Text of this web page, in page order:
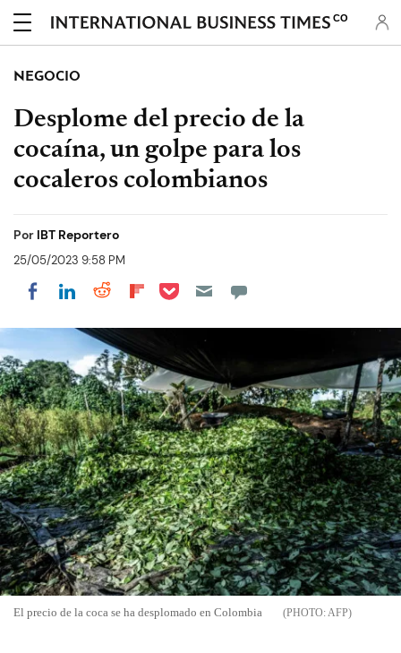
CO
NEGOCIO
Desplome del precio de la
cocaína, un golpe para los
cocaleros colombianos
Por IBT Reportero
25/05/2023 9:58 PM
Share on Facebook
Share on LinkedIn
Share on Reddit
Share on Flipboard
Share on Pocket
El precio de la coca se ha desplomado en Colombia AFP